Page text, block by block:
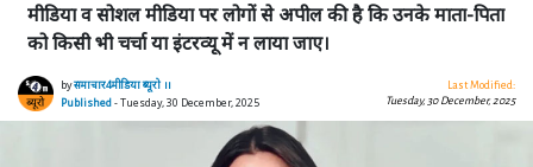
मीडिया व सोशल मीडिया पर लोगों से अपील की है कि उनके माता-पिता
को किसी भी चर्चा या इंटरव्यू में न लाया जाए।
byसमाचार4मीडिया ब्यूरो ।।
Published- Tuesday, 30 December, 2025
Last Modified:
Tuesday, 30 December, 2025